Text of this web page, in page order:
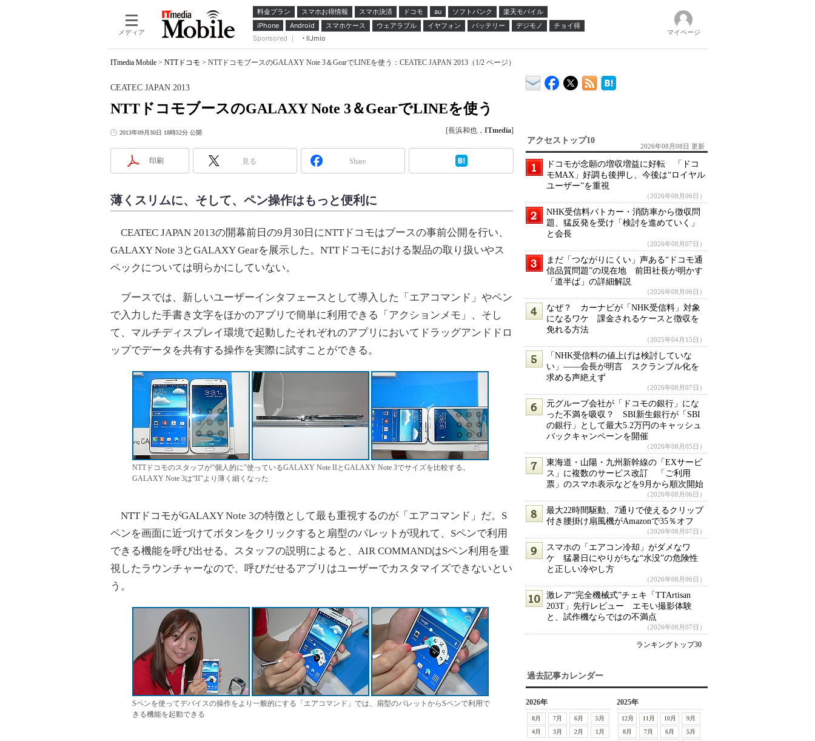
メディア
料金プラン スマホお得情報 スマホ決済 ドコモ au ソフトバンク
楽天モバイル
iPhone
Android スマホケース ウェアラブル イヤフォン バッテリー デジモノ
チョイ得
Sponsored ｜
IIJmio
マイページ
ITmedia Mobile > NTTドコモ > NTTドコモブースのGALAXY Note 3＆GearでLINEを使う：CEATEC JAPAN 2013（1/2 ページ）
NTTドコモブースのGALAXY Note 3＆GearでLINEを使う
CEATEC JAPAN 2013
2013年09月30日 18時52分 公開 [長浜和也， ITmedia]
印刷 見る Share
薄くスリムに、そして、ペン操作はもっと便利に
CEATEC JAPAN 2013の開幕前日の9月30日にNTTドコモはブースの事前公開を行い、
GALAXY Note 3とGALAXY Gearを展示した。NTTドコモにおける製品の取り扱いやス
ペックについては明らかにしていない。
ブースでは、新しいユーザーインタフェースとして導入した「エアコマンド」やペン
で入力した手書き文字をほかのアプリで簡単に利用できる「アクションメモ」、そし
て、マルチディスプレイ環境で起動したそれぞれのアプリにおいてドラッグアンドドロ
ップでデータを共有する操作を実際に試すことができる。
NTTドコモのスタッフが“個人的に”使っているGALAXY Note IIとGALAXY Note 3でサイズを比較する。
GALAXY Note 3は“II”より薄く細くなった
NTTドコモがGALAXY Note 3の特徴として最も重視するのが「エアコマンド」だ。S
ペンを画面に近づけてボタンをクリックすると扇型のパレットが現れて、Sペンで利用
できる機能を呼び出せる。スタッフの説明によると、AIR COMMANDはSペン利用を重
視したラウンチャーなので、呼びだせるアプリはユーザーでカスタマイズできないとい
う。
Sペンを使ってデバイスの操作をより一般的にする「エアコマンド」では、扇型のパレットからSペンで利用で
きる機能を起動できる
アクセストップ10
2026年08月08日 更新
ドコモが念願の増収増益に好転 「ドコ
モMAX」好調も後押し、今後は“ロイヤル
ユーザー”を重視
（2026年08月06日）
NHK受信料パトカー・消防車から徴収問
題、猛反発を受け「検討を進めていく」
と会長
（2026年08月07日）
まだ「つながりにくい」声ある“ドコモ通
信品質問題”の現在地 前田社長が明かす
「道半ば」の詳細解説
（2026年08月06日）
なぜ？ カーナビが「NHK受信料」対象
になるワケ 課金されるケースと徴収を
免れる方法
（2025年04月15日）
「NHK受信料の値上げは検討していな
い」――会長が明言 スクランブル化を
求める声絶えず
（2026年08月07日）
元グループ会社が「ドコモの銀行」にな
った不満を吸収？ SBI新生銀行が「SBI
の銀行」として最大5.2万円のキャッシュ
バックキャンペーンを開催
（2026年08月05日）
東海道・山陽・九州新幹線の「EXサービ
ス」に複数のサービス改訂 「ご利用
票」のスマホ表示などを9月から順次開始
（2026年08月06日）
最大22時間駆動、7通りで使えるクリップ
付き腰掛け扇風機がAmazonで35％オフ
（2026年08月07日）
スマホの「エアコン冷却」がダメなワ
ケ 猛暑日にやりがちな“水没”の危険性
と正しい冷やし方
（2026年08月06日）
激レア“完全機械式”チェキ「TTArtisan
203T」先行レビュー エモい撮影体験
と、試作機ならではの不満点
（2026年08月07日）
ランキングトップ30
過去記事カレンダー
2026年
8月 7月 6月
5月
4月
3月 2月 1月
2025年
12月 11月 10月
9月
8月
7月 6月
5月